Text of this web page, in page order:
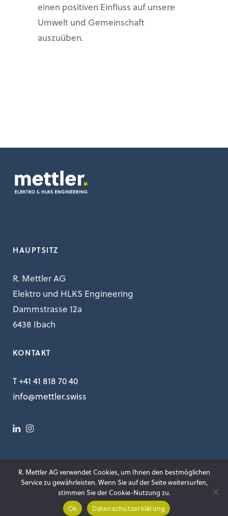
einen positiven Einfluss auf unsere
Umwelt und Gemeinschaft
auszuüben.
HAUPTSITZ
R. Mettler AG
Elektro und HLKS Engineering
Dammstrasse 12a
6438 Ibach
KONTAKT
T +41 41 818 70 40
info@mettler.swiss
© Copyright 2023 R. Mettler AG|Design & Konzept Brandlook GmbH
R. Mettler AG verwendet Cookies, um Ihnen den bestmöglichen
Service zu gewährleisten. Wenn Sie auf der Seite weitersurfen,
stimmen Sie der Cookie-Nutzung zu.
Ok Datenschutzerklärung